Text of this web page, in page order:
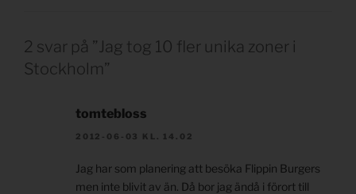
2 svar på ”Jag tog 10 fler unika zoner i
Stockholm”
tomtebloss
2012-06-03 KL. 14.02
Jag har som planering att besöka Flippin Burgers
men inte blivit av än. Då bor jag ändå i förort till